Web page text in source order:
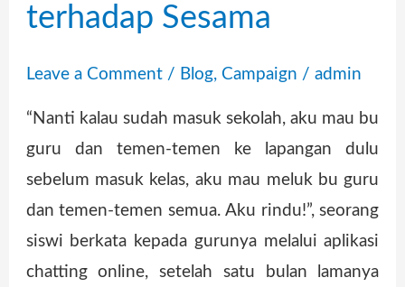
terhadap Sesama
Leave a Comment / Blog, Campaign / admin
“Nanti kalau sudah masuk sekolah, aku mau bu
guru dan temen-temen ke lapangan dulu
sebelum masuk kelas, aku mau meluk bu guru
dan temen-temen semua. Aku rindu!”, seorang
siswi berkata kepada gurunya melalui aplikasi
chatting online, setelah satu bulan lamanya